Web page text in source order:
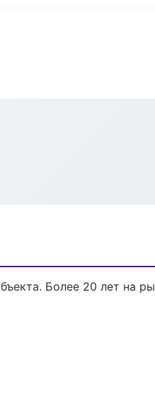
Более 20 лет на